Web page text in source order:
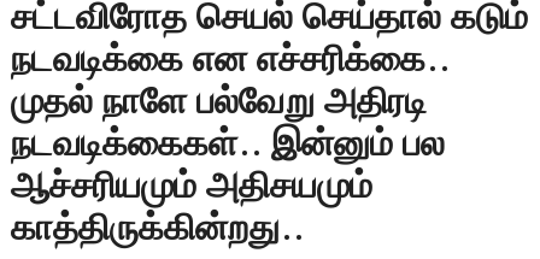
சட்டவிரோத செயல் செய்தால் கடும்
நடவடிக்கை என எச்சரிக்கை..
முதல் நாளே பல்வேறு அதிரடி
நடவடிக்கைகள்.. இன்னும் பல
ஆச்சரியமும் அதிசயமும்
காத்திருக்கின்றது..